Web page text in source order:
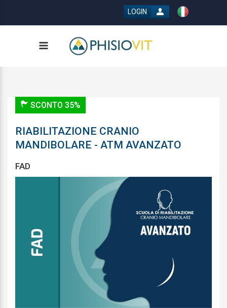
LOGIN
SCONTO 35%
RIABILITAZIONE CRANIO
MANDIBOLARE - ATM AVANZATO
FAD